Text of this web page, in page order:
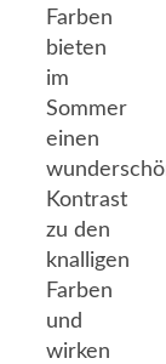
Farben
bieten
im
Sommer
einen
Kontrast
zu den
knalligen
Farben
und
wirken